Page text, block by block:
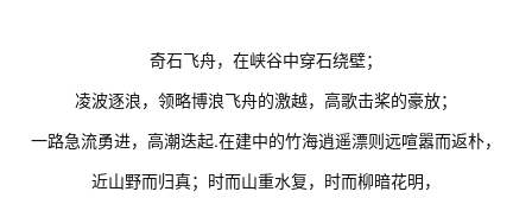
奇石飞舟，在峡谷中穿石绕壁；
凌波逐浪，领略博浪飞舟的激越，高歌击桨的豪放；
一路急流勇进，高潮迭起.在建中的竹海逍遥漂则远喧嚣而返朴，
近山野而归真；时而山重水复，时而柳暗花明，